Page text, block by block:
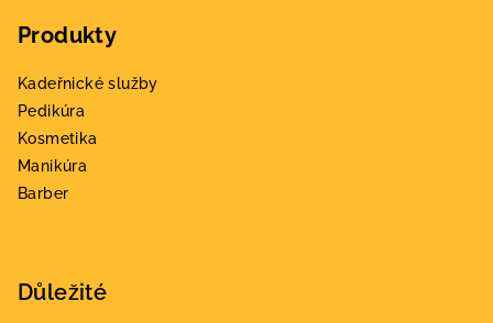
Produkty
Kadeřnické služby
Pedikúra
Kosmetika
Manikúra
Barber
Důležité